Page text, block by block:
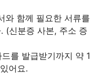
와 함께 필요한 서류를
(신분증 사본, 주소 증
를 발급받기까지 약 1
어요.